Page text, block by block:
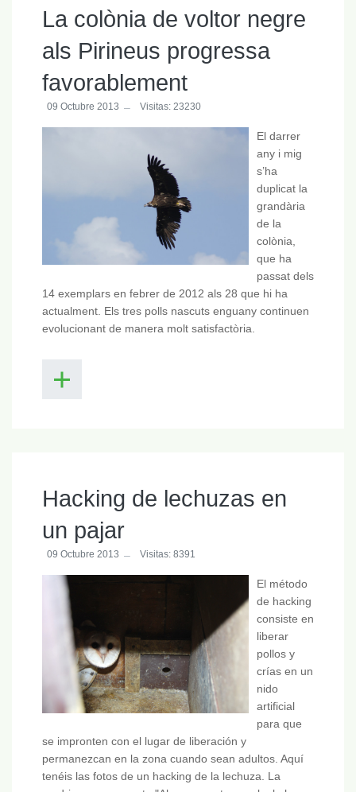
La colònia de voltor negre
als Pirineus progressa
favorablement
09 Octubre 2013 Visitas: 23230
El darrer
any i mig
s’ha
duplicat la
grandària
de la
colònia,
que ha
passat dels
14 exemplars en febrer de 2012 als 28 que hi ha
actualment. Els tres polls nascuts enguany continuen
evolucionant de manera molt satisfactòria.
Hacking de lechuzas en
un pajar
09 Octubre 2013 Visitas: 8391
El método
de hacking
consiste en
liberar
pollos y
crías en un
nido
artificial
para que
se impronten con el lugar de liberación y
permanezcan en la zona cuando sean adultos. Aquí
tenéis las fotos de un hacking de la lechuza. La